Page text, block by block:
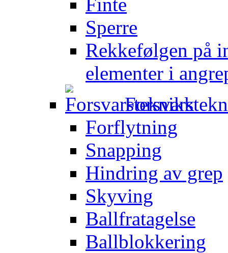
Sperre
Rekkefølgen på
elementer i
Forflytning
Snapping
Hindring av grep
Skyving
Ballfratagelse
Ballblokkering